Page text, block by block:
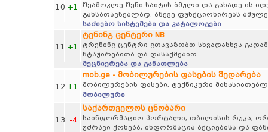
10 +1
შეამოკლე შენი საიტის ბმული და გახადე ის
განსათავსებლად. ასევე ფუნქციონირებს
საძიებო სისტემები და კატალოგები
11 +1
ტენინგ ცენტერი NB
ტრენინგ ცენტრი გთავაზობთ სხვადასხვა
სტაჟირებითა და დასაქმებით.
მეცნიერება და განათლება
12 +1
mob.ge - მობილურების ფასების შედარება
მობილურების ფასები, ტექნიკური
მობილური
13 -4
საქართველოს ცნობარი
საინფორმაციო პორტალი, თბილისის რუკა,
უძრავი ქონება, ინფორმაცია აქციებისა და